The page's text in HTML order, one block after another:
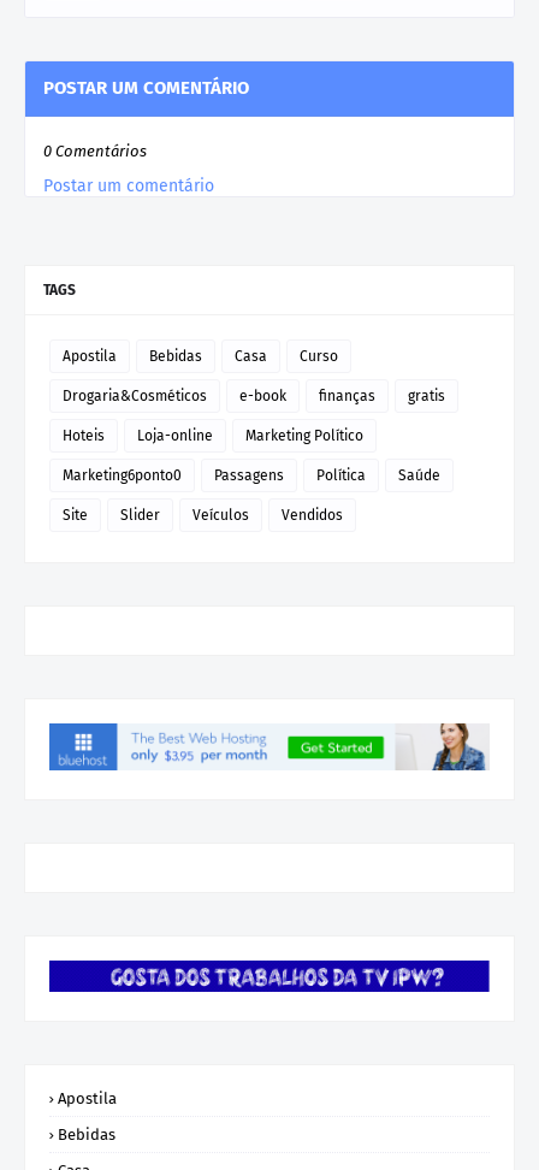
POSTAR UM COMENTÁRIO
0 Comentários
Postar um comentário
TAGS
Apostila Bebidas Casa Curso
Drogaria&Cosméticos e-book finanças gratis
Hoteis Loja-online Marketing Político
Marketing6ponto0 Passagens Política Saúde
Site Slider Veículos Vendidos
Apostila
Bebidas